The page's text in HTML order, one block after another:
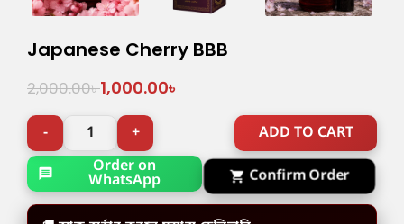
Japanese Cherry BBB
2,000.00৳1,000.00৳
ADD TO CART
Order on
WhatsApp Confirm Order